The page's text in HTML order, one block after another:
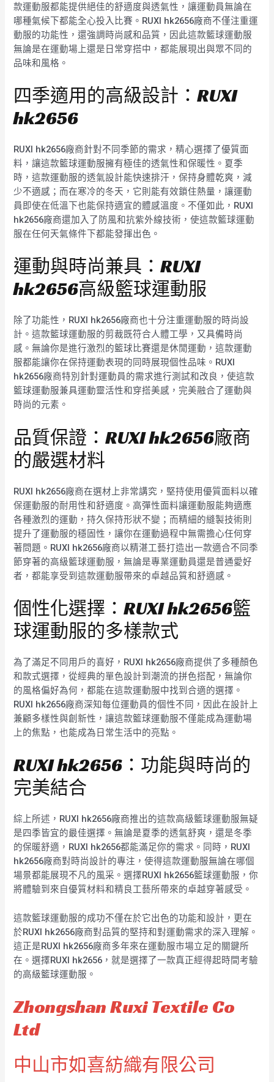
款運動服都能提供絕佳的舒適度與透氣性，讓運動員無論在
哪種氣候下都能全心投入比賽。RUXI hk2656廠商不僅注重運
動服的功能性，還強調時尚感和品質，因此這款籃球運動服
無論是在運動場上還是日常穿搭中，都能展現出與眾不同的
品味和風格。
四季適用的高級設計：RUXI
hk2656
RUXI hk2656廠商針對不同季節的需求，精心選擇了優質面
料，讓這款籃球運動服擁有極佳的透氣性和保暖性。夏季
時，這款運動服的透氣設計能快速排汗，保持身體乾爽，減
少不適感；而在寒冷的冬天，它則能有效鎖住熱量，讓運動
員即使在低溫下也能保持適宜的體感溫度。不僅如此，RUXI
hk2656廠商還加入了防風和抗紫外線技術，使這款籃球運動
服在任何天氣條件下都能發揮出色。
運動與時尚兼具：RUXI
hk2656高級籃球運動服
除了功能性，RUXI hk2656廠商也十分注重運動服的時尚設
計。這款籃球運動服的剪裁既符合人體工學，又具備時尚
感。無論你是進行激烈的籃球比賽還是休閒運動，這款運動
服都能讓你在保持運動表現的同時展現個性品味。RUXI
hk2656廠商特別針對運動員的需求進行測試和改良，使這款
籃球運動服兼具運動靈活性和穿搭美感，完美融合了運動與
時尚的元素。
品質保證：RUXI hk2656廠商
的嚴選材料
RUXI hk2656廠商在選材上非常講究，堅持使用優質面料以確
保運動服的耐用性和舒適度。高彈性面料讓運動服能夠適應
各種激烈的運動，持久保持形狀不變；而精細的縫製技術則
提升了運動服的穩固性，讓你在運動過程中無需擔心任何穿
著問題。RUXI hk2656廠商以精湛工藝打造出一款適合不同季
節穿著的高級籃球運動服，無論是專業運動員還是普通愛好
者，都能享受到這款運動服帶來的卓越品質和舒適感。
個性化選擇：RUXI hk2656籃
球運動服的多樣款式
為了滿足不同用戶的喜好，RUXI hk2656廠商提供了多種顏色
和款式選擇，從經典的單色設計到潮流的拼色搭配，無論你
的風格偏好為何，都能在這款運動服中找到合適的選擇。
RUXI hk2656廠商深知每位運動員的個性不同，因此在設計上
兼顧多樣性與創新性，讓這款籃球運動服不僅能成為運動場
上的焦點，也能成為日常生活中的亮點。
RUXI hk2656：功能與時尚的
完美結合
綜上所述，RUXI hk2656廠商推出的這款高級籃球運動服無疑
是四季皆宜的最佳選擇。無論是夏季的透氣舒爽，還是冬季
的保暖舒適，RUXI hk2656都能滿足你的需求。同時，RUXI
hk2656廠商對時尚設計的專注，使得這款運動服無論在哪個
場景都能展現不凡的風采。選擇RUXI hk2656籃球運動服，你
將體驗到來自優質材料和精良工藝所帶來的卓越穿著感受。
這款籃球運動服的成功不僅在於它出色的功能和設計，更在
於RUXI hk2656廠商對品質的堅持和對運動需求的深入理解。
這正是RUXI hk2656廠商多年來在運動服市場立足的關鍵所
在。選擇RUXI hk2656，就是選擇了一款真正經得起時間考驗
的高級籃球運動服。
Zhongshan Ruxi Textile Co
Ltd
中山市如喜紡織有限公司